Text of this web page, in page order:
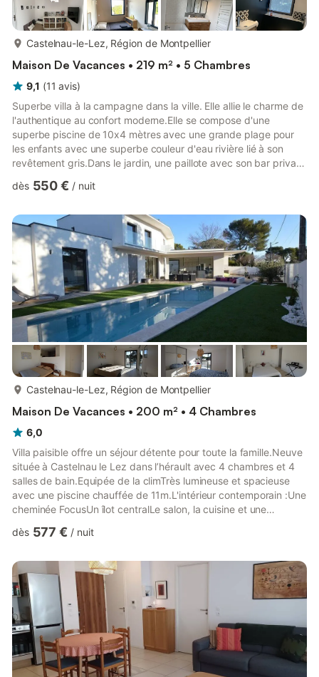
Castelnau-le-Lez, Région de Montpellier
Maison De Vacances • 219 m² • 5 Chambres
9,1 (11 avis)
Superbe villa à la campagne dans la ville. Elle allie le charme de
l'authentique au confort moderne.Elle se compose d'une
superbe piscine de 10x4 mètres avec une grande plage pour
les enfants avec une superbe couleur d'eau rivière lié à son
revêtement gris.Dans le jardin, une paillote avec son bar privatif
passer de bon moment entre amis et en famille. Une plancha
grand, un trampoline de 3,60 mètres, une table de ping pong,
un portique avec 2 balançoires et 1 toboggan.Un...
dès 550 € / nuit
Castelnau-le-Lez, Région de Montpellier
Maison De Vacances • 200 m² • 4 Chambres
6,0
Villa paisible offre un séjour détente pour toute la famille.Neuve
située à Castelnau le Lez dans l’hérault avec 4 chambres et 4
salles de bain.Equipée de la climTrès lumineuse et spacieuse
avec une piscine chauffée de 11m.L'intérieur contemporain :Une
cheminée FocusUn îlot centralLe salon, la cuisine et une
vidéo projecteur.Le jardin : terrain de pétanque et table de
dès 577 € / nuit